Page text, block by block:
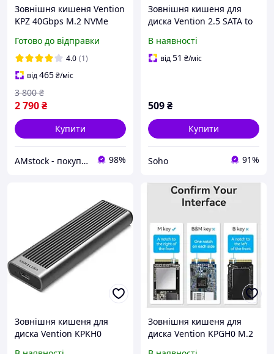
Зовнішня кишеня Vention
KPZ 40Gbps M.2 NVMe
4
Готово до відправки
4.0 (1)
від465₴/міс
2 790₴
3 800 ₴
Купити
AMstock - покупки, які приносять задоволення! 98%
Зовнішня кишеня для
диска Vention 2.5 SATA to
В наявності
від51 ₴/міс
509₴
Купити
Soho 91%
Зовнішня кишеня для
диска Vention KPKH0
Зовнішня кишеня для
диска Vention KPGH0 M.2